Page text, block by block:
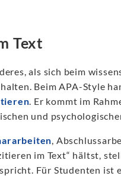
Text
als sich beim
Beim APA-Style
. Er kommt im
und
,
im Text“ hältst,
Für Studenten ist